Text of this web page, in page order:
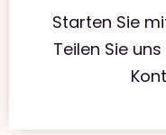
Starten Sie
Teilen Sie